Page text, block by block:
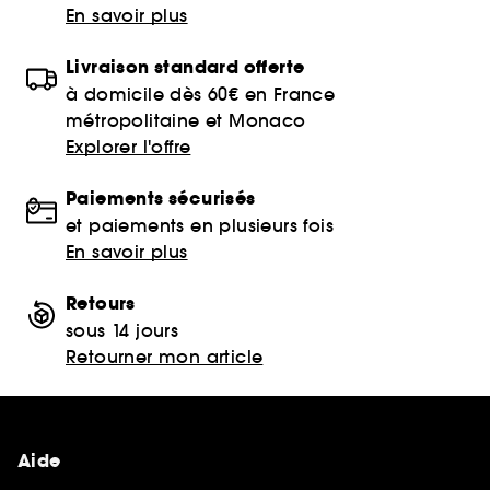
En savoir plus
Livraison standard offerte
à domicile dès 60€ en France
métropolitaine et Monaco
Explorer l'offre
Paiements sécurisés
et paiements en plusieurs fois
En savoir plus
Retours
sous 14 jours
Retourner mon article
Aide